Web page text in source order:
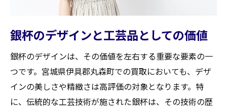
銀杯のデザインと工芸品としての価値
銀杯のデザインは、その価値を左右する重要な要素の一
つです。宮城県伊具郡丸森町での買取においても、デザ
インの美しさや精緻さは高評価の対象となります。特
に、伝統的な工芸技術が施された銀杯は、その技術の歴